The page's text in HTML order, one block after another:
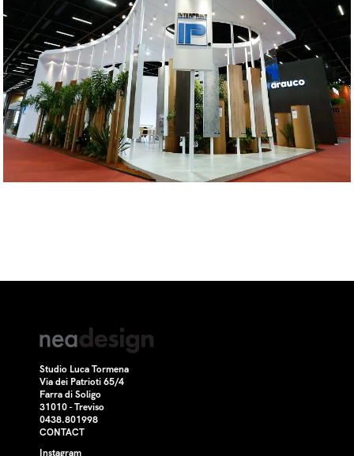
Studio Luca Tormena
Via dei Patrioti 65/4
Farra di Soligo
31010 - Treviso
0438.801998
CONTACT
Instagram